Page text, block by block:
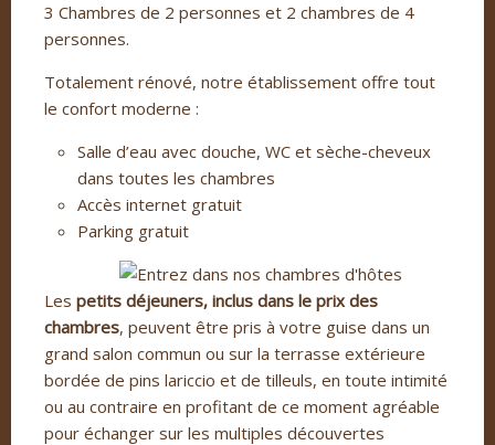
3 Chambres de 2 personnes et 2 chambres de 4
personnes.
Totalement rénové, notre établissement offre tout
le confort moderne :
Salle d’eau avec douche, WC et sèche-cheveux
dans toutes les chambres
Accès internet gratuit
Parking gratuit
Les petits déjeuners, inclus dans le prix des
chambres, peuvent être pris à votre guise dans un
grand salon commun ou sur la terrasse extérieure
bordée de pins lariccio et de tilleuls, en toute intimité
ou au contraire en profitant de ce moment agréable
pour échanger sur les multiples découvertes